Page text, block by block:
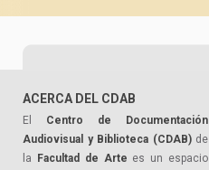
ACERCA DEL CDAB
El Centro de Documentación
Audiovisual y Biblioteca (CDAB)de
la
Facultad de Arte es un espacio